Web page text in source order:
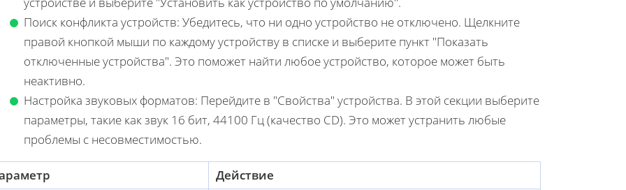
Поиск конфликта устройств: Убедитесь, что ни одно устройство не отключено. Щелкните
правой кнопкой мыши по каждому устройству в списке и выберите пункт "Показать
отключенные устройства". Это поможет найти любое устройство, которое может быть
неактивно.
Настройка звуковых форматов: Перейдите в "Свойства" устройства. В этой секции выберите
параметры, такие как звук 16 бит, 44100 Гц (качество CD). Это может устранить любые
проблемы с несовместимостью.
Действие